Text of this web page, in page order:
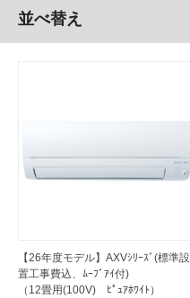
並べ替え
【26年度モデル】AXVｼﾘｰｽﾞ(標準設
置工事費込、ﾑｰﾌﾞｱｲ付)
（12畳用(100V) ﾋﾟｭｱﾎﾜｲﾄ）